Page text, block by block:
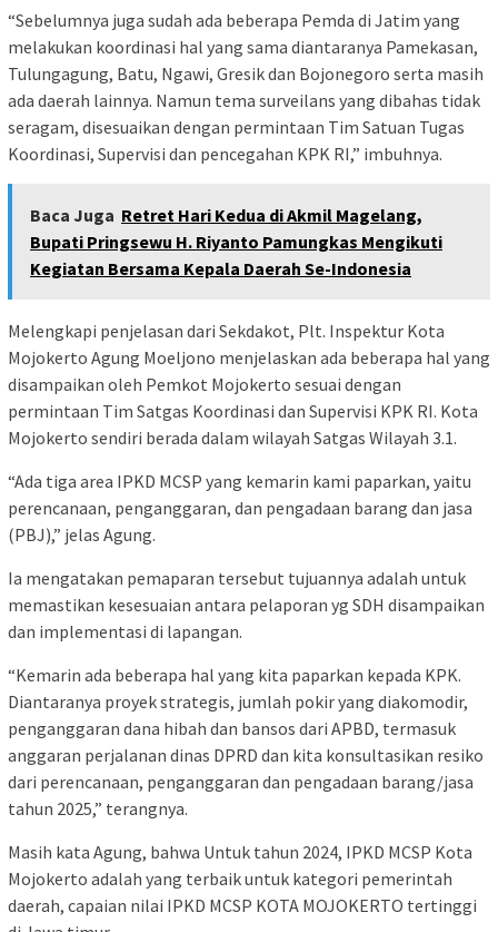
“Sebelumnya juga sudah ada beberapa Pemda di Jatim yang
melakukan koordinasi hal yang sama diantaranya Pamekasan,
Tulungagung, Batu, Ngawi, Gresik dan Bojonegoro serta masih
ada daerah lainnya. Namun tema surveilans yang dibahas tidak
seragam, disesuaikan dengan permintaan Tim Satuan Tugas
Koordinasi, Supervisi dan pencegahan KPK RI,” imbuhnya.
Baca Juga Retret Hari Kedua di Akmil Magelang,
Bupati Pringsewu H. Riyanto Pamungkas Mengikuti
Kegiatan Bersama Kepala Daerah Se-Indonesia
Melengkapi penjelasan dari Sekdakot, Plt. Inspektur Kota
Mojokerto Agung Moeljono menjelaskan ada beberapa hal yang
disampaikan oleh Pemkot Mojokerto sesuai dengan
permintaan Tim Satgas Koordinasi dan Supervisi KPK RI. Kota
Mojokerto sendiri berada dalam wilayah Satgas Wilayah 3.1.
“Ada tiga area IPKD MCSP yang kemarin kami paparkan, yaitu
perencanaan, penganggaran, dan pengadaan barang dan jasa
(PBJ),” jelas Agung.
Ia mengatakan pemaparan tersebut tujuannya adalah untuk
memastikan kesesuaian antara pelaporan yg SDH disampaikan
dan implementasi di lapangan.
“Kemarin ada beberapa hal yang kita paparkan kepada KPK.
Diantaranya proyek strategis, jumlah pokir yang diakomodir,
penganggaran dana hibah dan bansos dari APBD, termasuk
anggaran perjalanan dinas DPRD dan kita konsultasikan resiko
dari perencanaan, penganggaran dan pengadaan barang/jasa
tahun 2025,” terangnya.
Masih kata Agung, bahwa Untuk tahun 2024, IPKD MCSP Kota
Mojokerto adalah yang terbaik untuk kategori pemerintah
daerah, capaian nilai IPKD MCSP KOTA MOJOKERTO tertinggi